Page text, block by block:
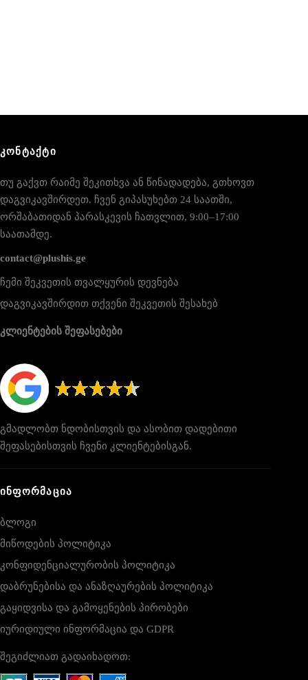
ᲙᲝᲜᲢᲐᲥᲢᲘ
თუ გაქვთ რაიმე შეკითხვა ან წინადადება, გთხოვთ
დაგვიკავშირდეთ. ჩვენ გიპასუხებთ 24 საათში,
ორშაბათიდან პარასკევის ჩათვლით, 9:00–17:00
საათამდე.
contact@plushis.ge
ჩემი შეკვეთის თვალყურის დევნება
დაგვიკავშირდით თქვენი შეკვეთის შესახებ
კლიენტების შეფასებები
გმადლობთ ნდობისთვის და ასობით დადებითი
შეფასებისთვის ჩვენი კლიენტებისგან.
ᲘᲜᲤᲝᲠᲛᲐᲪᲘᲐ
ბლოგი
მიწოდების პოლიტიკა
კონფიდენციალურობის პოლიტიკა
დაბრუნებისა და ანაზღაურების პოლიტიკა
გაყიდვისა და გამოყენების პირობები
იურიდიული ინფორმაცია და GDPR
შეგიძლიათ გადაიხადოთ: